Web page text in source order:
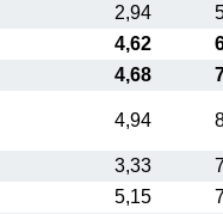
2,94
4,62
4,68
4,94
3,33
5,15